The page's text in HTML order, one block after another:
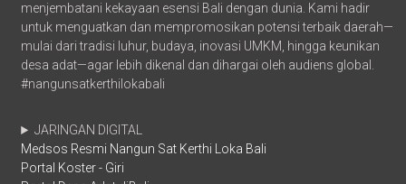
menjembatani kekayaan esensi Bali dengan dunia. Kami hadir
untuk menguatkan dan mempromosikan potensi terbaik daerah—
mulai dari tradisi luhur, budaya, inovasi UMKM, hingga keunikan
desa adat—agar lebih dikenal dan dihargai oleh audiens global.
#nangunsatkerthilokabali
JARINGAN DIGITAL
Medsos Resmi Nangun Sat Kerthi Loka Bali
Portal Koster - Giri